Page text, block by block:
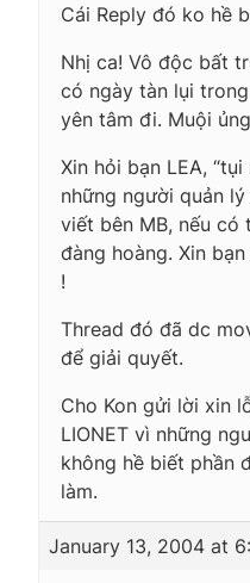
Cái Reply đó ko hề
Nhị ca! Vô độc bất
có ngày tàn lụi
yên tâm đi. Muội
Xin hỏi bạn LEA,
những người quản
viết bên MB, nếu
đàng hoàng. Xin
!
Thread đó đã dc
để giải quyết.
Cho Kon gửi lời xin
LIONET vì những
không hề biết phần
làm.
January 13, 2004 at